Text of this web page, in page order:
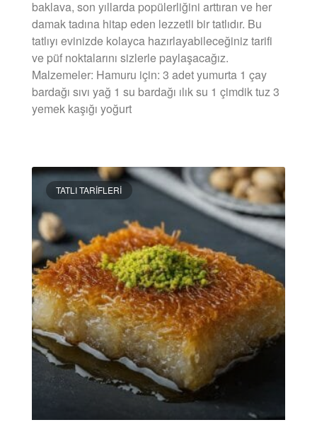
baklava, son yıllarda popülerliğini arttıran ve her
damak tadına hitap eden lezzetli bir tatlıdır. Bu
tatlıyı evinizde kolayca hazırlayabileceğiniz tarifi
ve püf noktalarını sizlerle paylaşacağız.
Malzemeler: Hamuru için: 3 adet yumurta 1 çay
bardağı sıvı yağ 1 su bardağı ılık su 1 çimdik tuz 3
yemek kaşığı yoğurt
TATLI TARIFLERI